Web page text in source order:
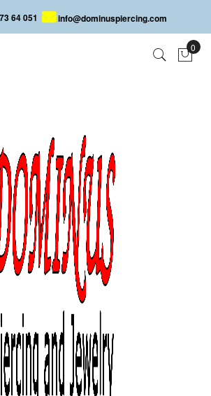
64 051 info@dominuspiercing.com
CLÉ